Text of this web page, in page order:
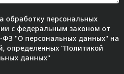
обработку персональных
с федеральным законом от
ФЗ "О персональных данных" на
определенных "Политикой
данных"